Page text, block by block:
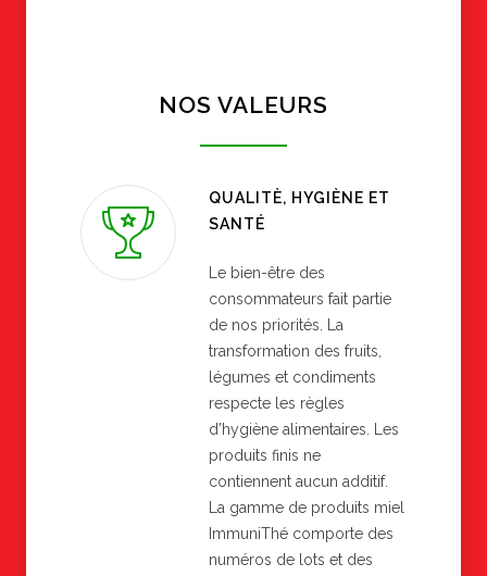
NOS VALEURS
QUALITÈ, HYGIÈNE ET
SANTÉ
Le bien-être des
consommateurs fait partie
de nos priorités. La
transformation des fruits,
légumes et condiments
respecte les règles
d’hygiène alimentaires. Les
produits finis ne
contiennent aucun additif.
La gamme de produits miel
ImmuniThé comporte des
numéros de lots et des